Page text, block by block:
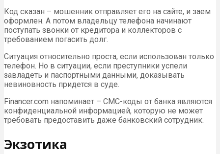
Код сказан – мошенник отправляет его на сайте, и заем
оформлен. А потом владельцу телефона начинают
поступать звонки от кредитора и коллекторов с
требованием погасить долг.
Ситуация относительно проста, если использован только
телефон. Но в ситуации, если преступники успели
завладеть и паспортными данными, доказывать
невиновность придется в суде.
Financer.com напоминает – СМС-коды от банка являются
конфиденциальной информацией, которую не может
требовать предоставить даже банковский сотрудник.
Экзотика